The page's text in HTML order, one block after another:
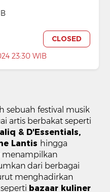
CLOSED
23:30 WIB
sebuah festival musik
artis berbakat seperti
& D'Essentials,
Lantis hingga
menampilkan
dari berbagai
menghadirkan
bazaar kuliner